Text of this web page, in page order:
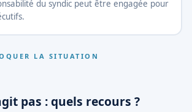
du syndic peut être engagée pour
LA SITUATION
pas : quels recours ?